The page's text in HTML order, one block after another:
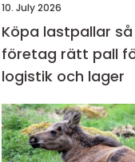
10. July 2026
Köpa lastpallar så väljer
företag rätt pall
logistik och lager